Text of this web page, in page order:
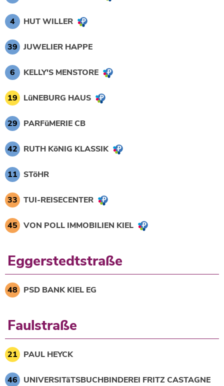
4 HUT WILLER
39 JUWELIER HAPPE
6 KELLY'S MENSTORE
19 LüNEBURG HAUS
29 PARFüMERIE CB
42 RUTH KöNIG KLASSIK
11 STöHR
33 TUI-REISECENTER
45 VON POLL IMMOBILIEN KIEL
Eggerstedtstraße
48 PSD BANK KIEL EG
Faulstraße
21 PAUL HEYCK
46 UNIVERSITäTSBUCHBINDEREI FRITZ CASTAGNE